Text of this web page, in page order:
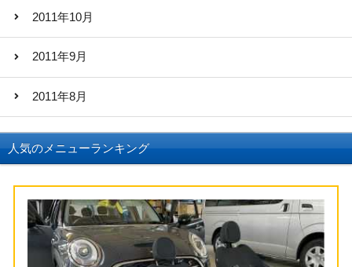
2011年10月
2011年9月
2011年8月
人気のメニューランキング